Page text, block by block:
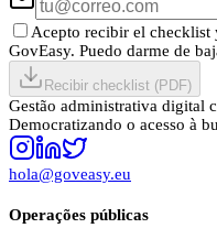
Acepto recibir el checklist
GovEasy. Puedo darme de
Recibir checklist (PDF)
Gestão administrativa digital
Democratizando o acesso à
hola@goveasy.eu
Operações públicas